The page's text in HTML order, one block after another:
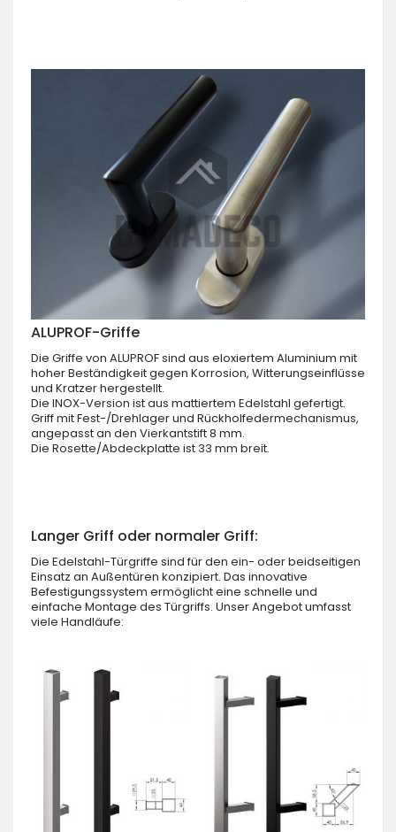
ALUPROF-Griffe
Die Griffe von ALUPROF sind aus eloxiertem Aluminium mit
hoher Beständigkeit gegen Korrosion, Witterungseinflüsse
und Kratzer hergestellt.
Die INOX-Version ist aus mattiertem Edelstahl gefertigt.
Griff mit Fest-/Drehlager und Rückholfedermechanismus,
angepasst an den Vierkantstift 8 mm.
Die Rosette/Abdeckplatte ist 33 mm breit.
Langer Griff oder normaler Griff:
Die Edelstahl-Türgriffe sind für den ein- oder beidseitigen
Einsatz an Außentüren konzipiert. Das innovative
Befestigungssystem ermöglicht eine schnelle und
einfache Montage des Türgriffs. Unser Angebot umfasst
viele Handläufe: